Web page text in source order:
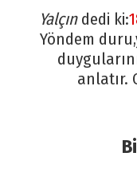
Yalçın dedi ki:
Yöndem
anlatır.